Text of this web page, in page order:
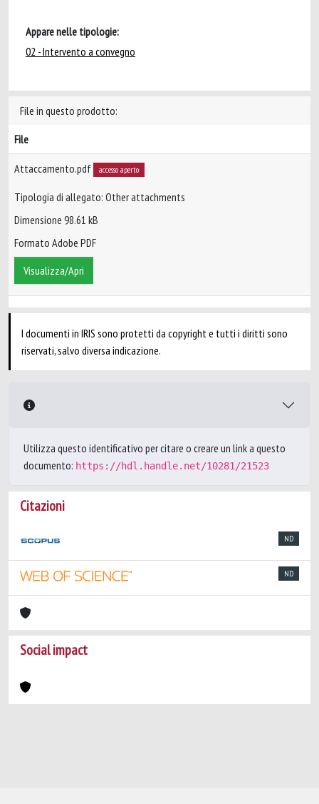
Appare nelle tipologie:
02 - Intervento a convegno
File in questo prodotto:
File
Attaccamento.pdf accesso aperto
Tipologia di allegato: Other attachments
Dimensione 98.61 kB
Formato Adobe PDF
Visualizza/Apri
I documenti in IRIS sono protetti da copyright e tutti i diritti sono
riservati, salvo diversa indicazione.
Utilizza questo identificativo per citare o creare un link a questo
documento: https://hdl.handle.net/10281/21523
Citazioni
ND
ND
Social impact